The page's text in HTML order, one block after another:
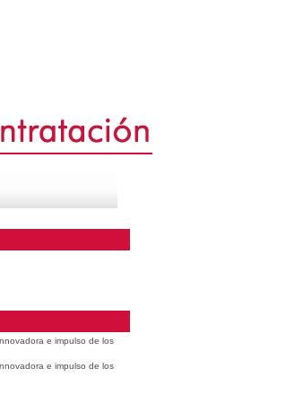
e impulso de los
e impulso de los